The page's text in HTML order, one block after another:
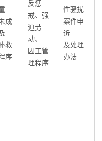
成
救
序
反惩
戒、强
迫劳
动、
囚工管
理程序
性骚扰
案件申
诉
及处理
办法